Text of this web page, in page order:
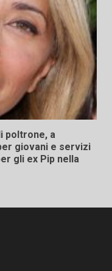
poltrone, a
giovani e servizi
gli ex Pip nella